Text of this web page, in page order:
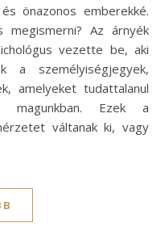
önazonos emberekké.
Az árnyék
vezette be, aki
a személyiségjegyek,
amelyeket tudattalanul
magunkban. Ezek a
váltanak ki, vagy